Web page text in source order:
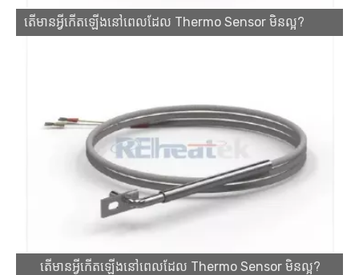
តើមានអ្វីកើតឡើងនៅពេលដែល Thermo Sensor មិនល្អ?
តើមានអ្វីកើតឡើងនៅពេលដែល Thermo Sensor មិនល្អ?